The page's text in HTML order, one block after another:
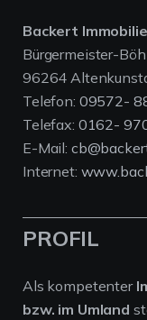
Backert
Bürgermeister-
96264
Telefon: 09572-
Telefax: 0162-
E-Mail:
Internet:
PROFIL
Als kompetenter
bzw. im Umland